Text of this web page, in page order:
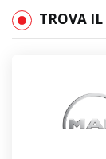
TROVA IL